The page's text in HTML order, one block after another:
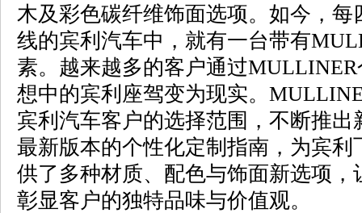
木及彩色碳纤维饰面选项。如今，
线的宾利汽车中，就有一台带有
素。越来越多的客户通过
想中的宾利座驾变为现实。
宾利汽车客户的选择范围，不断推
最新版本的个性化定制指南，为宾利
供了多种材质、配色与饰面新选项
彰显客户的独特品味与价值观。